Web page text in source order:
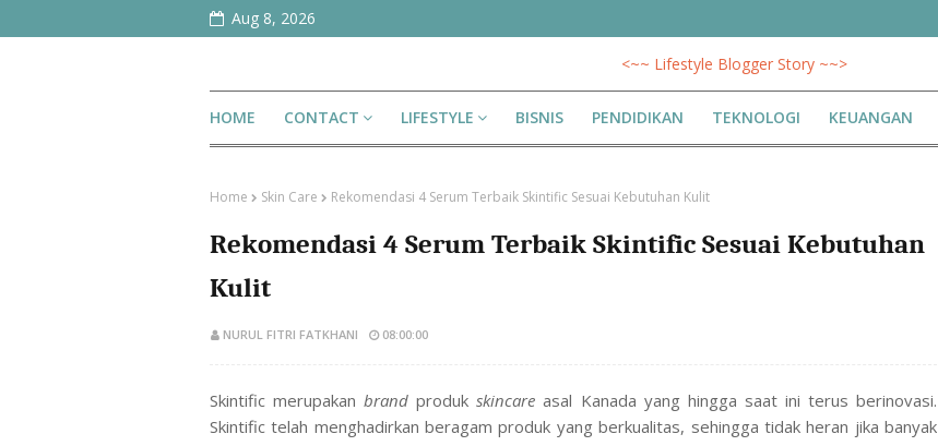
Aug 8, 2026
<~~ Lifestyle Blogger Story ~~>
HOME CONTACT LIFESTYLE BISNIS PENDIDIKAN TEKNOLOGI KEUANGAN
Home Skin Care Rekomendasi 4 Serum Terbaik Skintific Sesuai Kebutuhan Kulit
Rekomendasi 4 Serum Terbaik Skintific Sesuai Kebutuhan
Kulit
NURUL FITRI FATKHANI 08:00:00
Skintific merupakanbrand produkskincare asal Kanada yang hingga saat ini terus berinovasi.
Skintific telah menghadirkan beragam produk yang berkualitas, sehingga tidak heran jika banyak